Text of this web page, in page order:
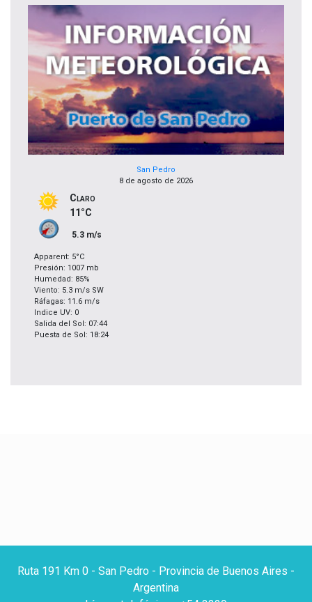
San Pedro
8 de agosto de 2026
Claro
11°C
5.3 m/s
Apparent: 5°C
Presión: 1007 mb
Humedad: 85%
Viento: 5.3 m/s SW
Ráfagas: 11.6 m/s
Indice UV: 0
Salida del Sol: 07:44
Puesta de Sol: 18:24
Ruta 191 Km 0 - San Pedro - Provincia de Buenos Aires -
Argentina